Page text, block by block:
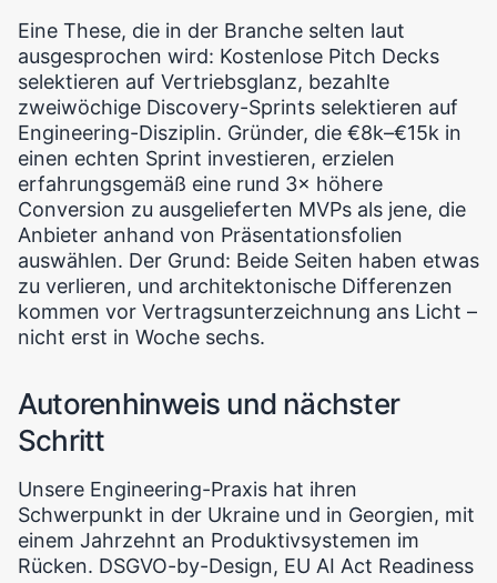
Eine These, die in der Branche selten laut
ausgesprochen wird: Kostenlose Pitch Decks
selektieren auf Vertriebsglanz, bezahlte
zweiwöchige Discovery-Sprints selektieren auf
Engineering-Disziplin. Gründer, die €8k–€15k in
einen echten Sprint investieren, erzielen
erfahrungsgemäß eine rund 3× höhere
Conversion zu ausgelieferten MVPs als jene, die
Anbieter anhand von Präsentationsfolien
auswählen. Der Grund: Beide Seiten haben etwas
zu verlieren, und architektonische Differenzen
kommen vor Vertragsunterzeichnung ans Licht –
nicht erst in Woche sechs.
Autorenhinweis und nächster
Schritt
Unsere Engineering-Praxis hat ihren
Schwerpunkt in der Ukraine und in Georgien, mit
einem Jahrzehnt an Produktivsystemen im
Rücken. DSGVO-by-Design, EU AI Act Readiness